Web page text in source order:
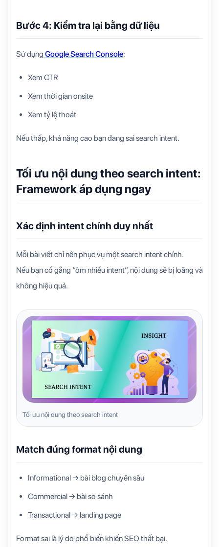
Bước 4: Kiểm tra lại bằng dữ liệu
Sử dụng Google Search Console:
Xem CTR
Xem thời gian onsite
Xem tỷ lệ thoát
Nếu thấp, khả năng cao bạn đang sai search intent.
Tối ưu nội dung theo search intent:
Framework áp dụng ngay
Xác định intent chính duy nhất
Mỗi bài viết chỉ nên phục vụ một search intent chính.
Nếu bạn cố gắng “ôm nhiều intent”, nội dung sẽ bị loãng và
không hiệu quả.
Tối ưu nội dung theo search intent
Match đúng format nội dung
Informational → bài blog chuyên sâu
Commercial → bài so sánh
Transactional → landing page
Format sai là lý do phổ biến khiến SEO thất bại.